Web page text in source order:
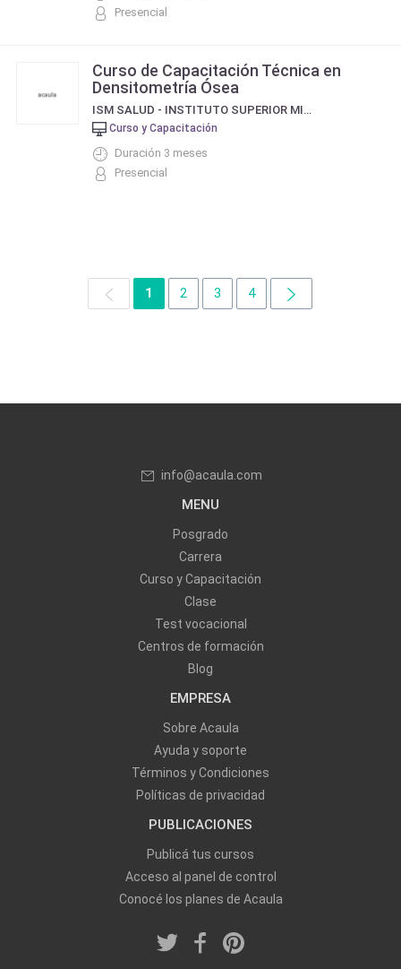
Presencial
Curso de Capacitación Técnica en
Densitometría Ósea
ISM SALUD - INSTITUTO SUPERIOR MITRE
Curso y Capacitación
Duración 3 meses
Presencial
1 2 3 4
info@acaula.com
MENU
Posgrado
Carrera
Curso y Capacitación
Clase
Test vocacional
Centros de formación
Blog
EMPRESA
Sobre Acaula
Ayuda y soporte
Términos y Condiciones
Políticas de privacidad
PUBLICACIONES
Publicá tus cursos
Acceso al panel de control
Conocé los planes de Acaula